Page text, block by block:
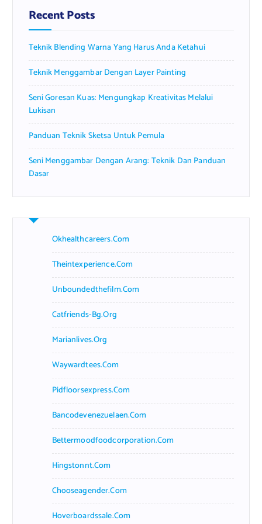
f
o
:
Recent Posts
Teknik Blending Warna Yang Harus Anda Ketahui
Teknik Menggambar Dengan Layer Painting
Seni Goresan Kuas: Mengungkap Kreativitas Melalui
Lukisan
Panduan Teknik Sketsa Untuk Pemula
Seni Menggambar Dengan Arang: Teknik Dan Panduan
Dasar
Okhealthcareers.com
Theintexperience.com
Unboundedthefilm.com
Catfriends-Bg.org
Marianlives.org
Waywardtees.com
Pidfloorsexpress.com
Bancodevenezuelaen.com
Bettermoodfoodcorporation.com
Hingstonnt.com
Chooseagender.com
Hoverboardssale.com